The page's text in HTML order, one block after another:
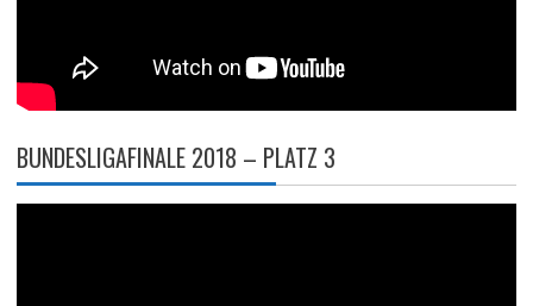
BUNDESLIGAFINALE 2018 – PLATZ 3